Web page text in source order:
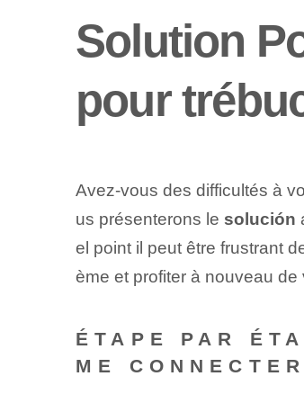
Solution
pour
Avez-vous des difficultés à
us présenterons le solución
el point il peut être frustrant
ème et profiter à nouveau
ÉTAPE PAR
ME